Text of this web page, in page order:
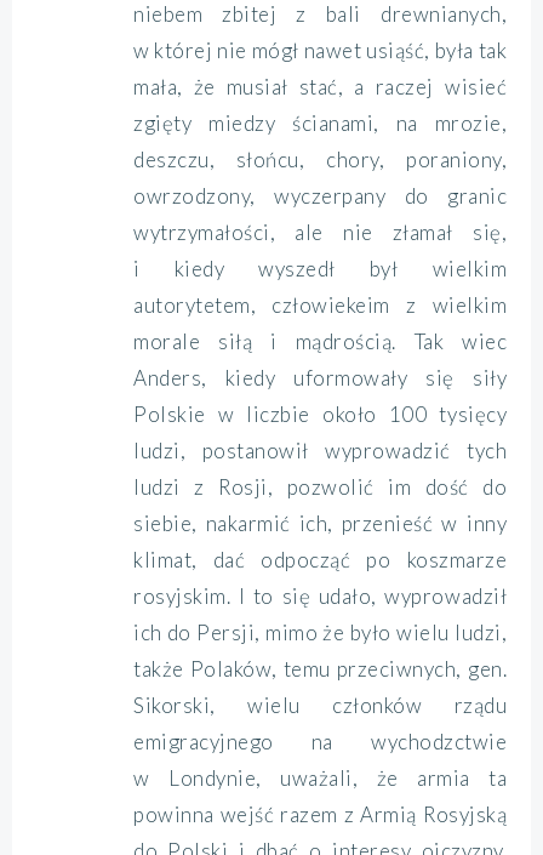
niebem zbitej z bali drewnianych,
w której nie mógł nawet usiąść, była tak
mała, że musiał stać, a raczej wisieć
zgięty miedzy ścianami, na mrozie,
deszczu, słońcu, chory, poraniony,
owrzodzony, wyczerpany do granic
wytrzymałości, ale nie złamał się,
i kiedy wyszedł był wielkim
autorytetem, człowiekeim z wielkim
morale siłą i mądrością. Tak wiec
Anders, kiedy uformowały się siły
Polskie w liczbie około 100 tysięcy
ludzi, postanowił wyprowadzić tych
ludzi z Rosji, pozwolić im dość do
siebie, nakarmić ich, przenieść w inny
klimat, dać odpocząć po koszmarze
rosyjskim. I to się udało, wyprowadził
ich do Persji, mimo że było wielu ludzi,
także Polaków, temu przeciwnych, gen.
Sikorski, wielu członków rządu
emigracyjnego na wychodzctwie
w Londynie, uważali, że armia ta
powinna wejść razem z Armią Rosyjską